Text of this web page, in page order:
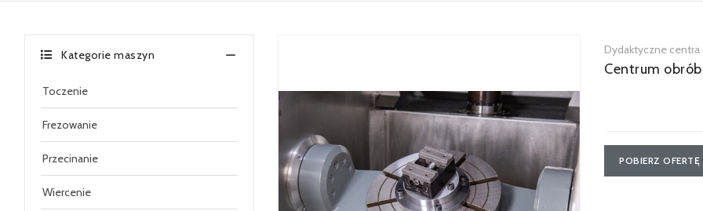
Kategorie maszyn
Toczenie
Frezowanie
Przecinanie
Wiercenie
Dydaktyczne
Centrum
POBIERZ OFERTĘ